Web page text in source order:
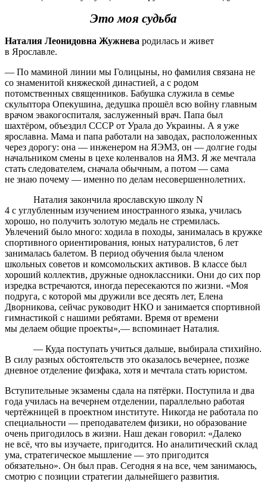
Это моя судьба
Наталия Леонидовна Жужнева родилась и живет
в Ярославле.
— По маминой линии мы Голицыны, но фамилия связана не
со знаменитой княжеской династией, а с родом
потомственных священников. Бабушка служила в семье
скульптора Опекушина, дедушка прошёл всю войну главным
врачом эвакогоспиталя, заслуженный врач. Папа был
шахтёром, объездил СССР от Урала до Украины. А я уже
ярославна. Мама и папа работали на заводах, расположенных
через дорогу: она — инженером на ЯЭМЗ, он — долгие годы
начальником смены в цехе коленвалов на ЯМЗ. Я же мечтала
стать следователем, сначала обычным, а потом — сама
не знаю почему — именно по делам несовершеннолетних.
Наталия закончила ярославскую школу N
4 с углубленным изучением иностранного языка, училась
хорошо, но получить золотую медаль не стремилась.
Увлечений было много: ходила в походы, занималась в кружке
спортивного ориентирования, юных натуралистов, 6 лет
занималась балетом. В период обучения была членом
школьных советов и комсомольских активов. В классе был
хороший коллектив, дружные одноклассники. Они до сих пор
изредка встречаются, иногда пересекаются по жизни. «Моя
подруга, с которой мы дружили все десять лет, Елена
Дворникова, сейчас руководит НКО и занимается спортивной
гимнастикой с нашими ребятами. Время от времени
мы делаем общие проекты»,— вспоминает Наталия.
— Куда поступать учиться дальше, выбирала стихийно.
В силу разных обстоятельств это оказалось вечернее, позже
дневное отделение физфака, хотя и мечтала стать юристом.
Вступительные экзамены сдала на пятёрки. Поступила и два
года училась на вечернем отделении, параллельно работая
чертёжницей в проектном институте. Никогда не работала по
специальности — преподавателем физики, но образование
очень пригодилось в жизни. Наш декан говорил: «Далеко
не всё, что вы изучаете, пригодится. Но аналитический склад
ума, стратегическое мышление — это пригодится
обязательно». Он был прав. Сегодня я на все, чем занимаюсь,
смотрю с позиции стратегии дальнейшего развития.